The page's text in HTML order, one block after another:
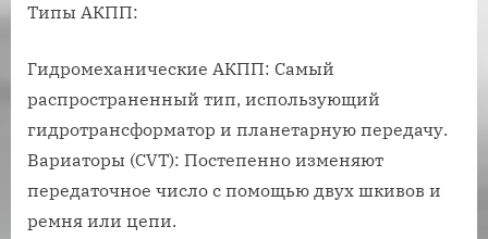
Типы АКПП:
Гидромеханические АКПП: Самый
распространенный тип, использующий
гидротрансформатор и планетарную передачу.
Вариаторы (CVT): Постепенно изменяют
передаточное число с помощью двух шкивов и
ремня или цепи.